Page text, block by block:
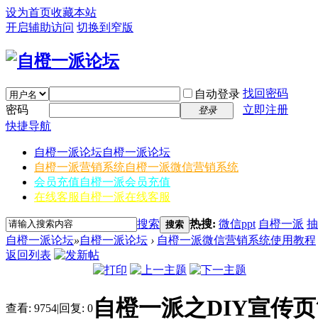
设为首页收藏本站
开启辅助访问 切换到窄版
自动登录 找回密码
密码
登录
立即注册
快捷导航
自橙一派论坛自橙一派论坛
自橙一派营销系统自橙一派微信营销系统
会员充值自橙一派会员充值
在线客服 自橙一派在线客服
搜索 搜索 热搜: 微信ppt 自橙一派
自橙一派论坛»自橙一派论坛 › 自橙一派微信营销系统使用教程
返回列表
查看: 9754|回复: 0 自橙一派之DIY宣传